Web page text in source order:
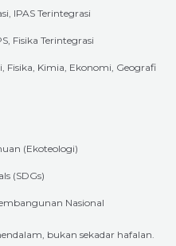
IPAS Terintegrasi
Fisika Terintegrasi
Fisika, Kimia, Ekonomi, Geografi
(Ekoteologi)
(SDGs)
Nasional
bukan sekadar hafalan.